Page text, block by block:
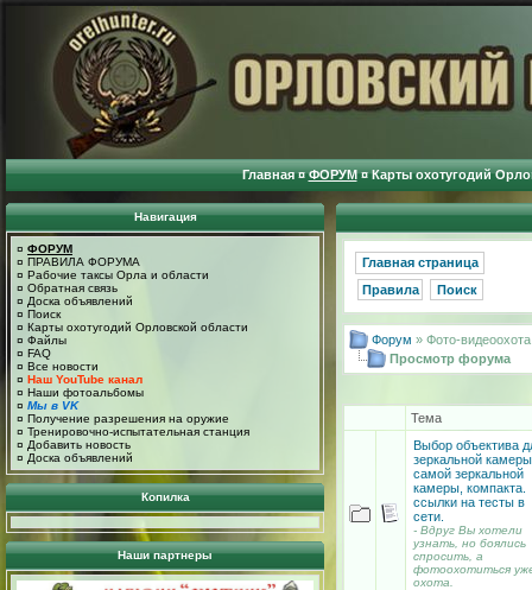
Главная ¤ ФОРУМ ¤ Карты охотугодий
Навигация
¤ ФОРУМ
¤ ПРАВИЛА ФОРУМА
¤ Рабочие таксы Орла и области
¤ Обратная связь
¤ Доска объявлений
¤ Поиск
¤ Карты охотугодий Орловской области
¤ Файлы
¤ FAQ
¤ Все новости
¤ Наш YouTube канал
¤ Наши фотоальбомы
¤ Мы в VK
¤ Получение разрешения на оружие
¤ Тренировочно-испытательная станция
¤ Добавить новость
¤ Доска объявлений
Копилка
Наши партнеры
Главная страница
Правила
Поиск
Форум » Фото-
Просмотр форума
Тема
Выбор объектива
зеркальной
самой зеркальной
камеры, компакта.
ссылки на тесты в
сети.
- Вдруг Вы хотели
узнать, но боялись
спросить, а
фотоохотиться
охота.